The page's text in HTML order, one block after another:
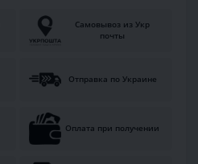
Самовывоз из Укр
почты
Отправка по Украине
Оплата при получении